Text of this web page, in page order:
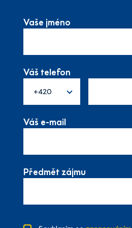
Vaše jméno
Váš telefon
+420
Váš e-mail
Předmět zájmu